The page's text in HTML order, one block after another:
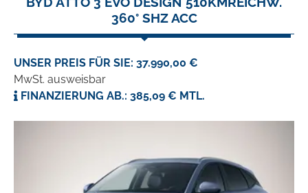
360° SHZ ACC
UNSER PREIS FÜR SIE: 37.990,00 €
MwSt. ausweisbar
FINANZIERUNG AB.: 385,09 € MTL.